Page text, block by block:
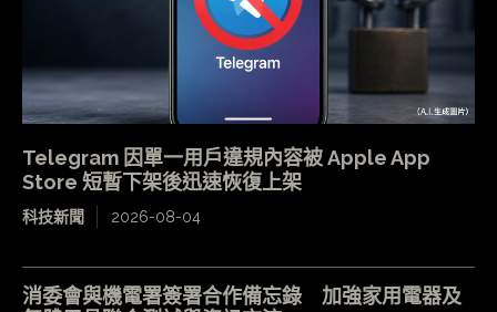
Telegram 因單一用戶違規內容被 Apple App
Store 短暫下架後迅速恢復上架
科技新聞 2026-08-04
消委會與機電署簽署合作備忘錄 加強家用電器及